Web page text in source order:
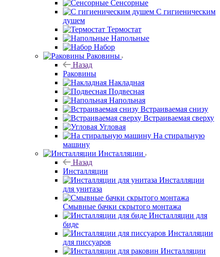
Сенсорные
С гигиеническим
душем
Термостат
Напольные
Набор
Раковины
Назад
Раковины
Накладная
Подвесная
Напольная
Встраиваемая снизу
Встраиваемая сверху
Угловая
На стиральную
машину
Инсталляции
Назад
Инсталляции
Инсталляции
для унитаза
Смывные бачки скрытого монтажа
Инсталляции для
биде
Инсталляции
для писсуаров
Инсталляции